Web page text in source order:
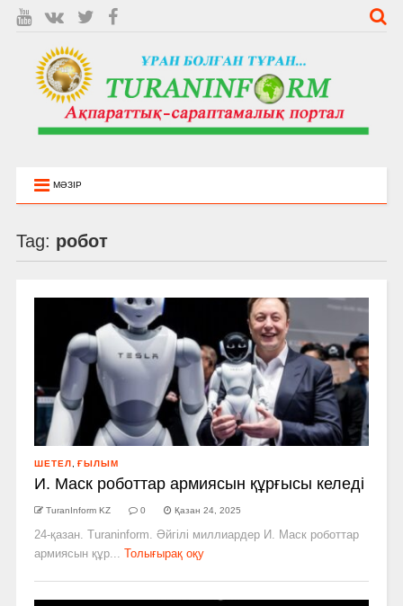
МӘЗІР
Tag: робот
ШЕТЕЛ ҒЫЛЫМ
И. Маск роботтар армиясын құрғысы келеді
TuranInform KZ 0 Қазан 24, 2025
24-қазан. Turaninform. Әйгілі миллиардер И. Маск роботтар
армиясын құр...
Толығырақ оқу